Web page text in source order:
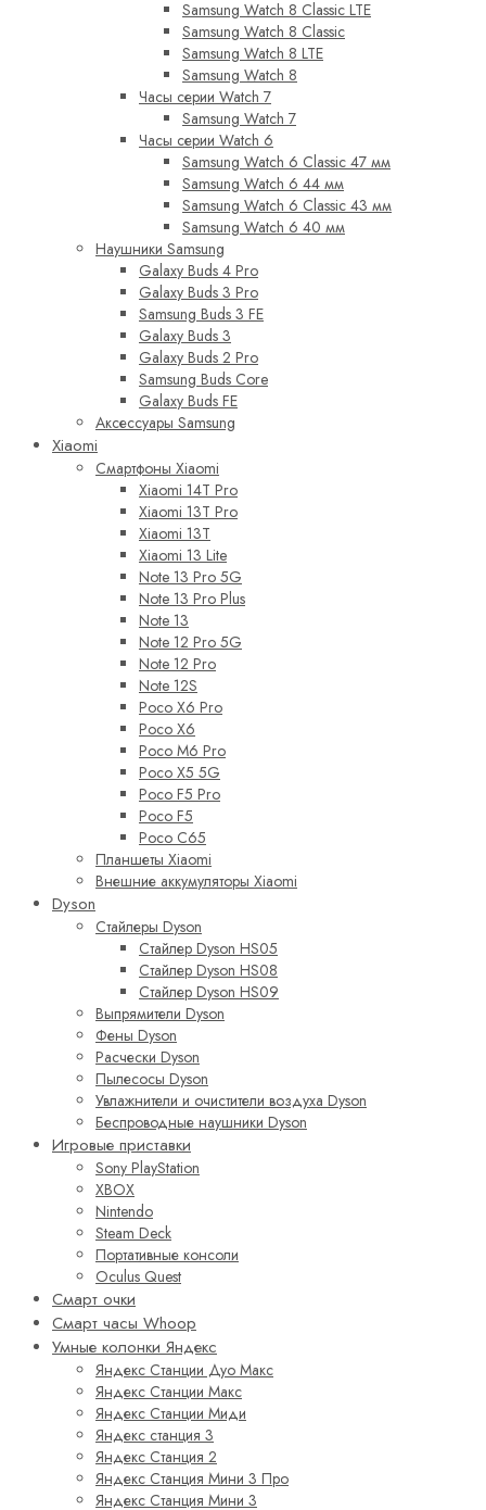
Samsung Watch 8 Classic LTE
Samsung Watch 8 Classic
Samsung Watch 8 LTE
Samsung Watch 8
Часы серии Watch 7
Samsung Watch 7
Часы серии Watch 6
Samsung Watch 6 Classic 47 мм
Samsung Watch 6 44 мм
Samsung Watch 6 Classic 43 мм
Samsung Watch 6 40 мм
Наушники Samsung
Galaxy Buds 4 Pro
Galaxy Buds 3 Pro
Samsung Buds 3 FE
Galaxy Buds 3
Galaxy Buds 2 Pro
Samsung Buds Core
Galaxy Buds FE
Аксессуары Samsung
Xiaomi
Смартфоны Xiaomi
Xiaomi 14T Pro
Xiaomi 13T Pro
Xiaomi 13T
Xiaomi 13 Lite
Note 13 Pro 5G
Note 13 Pro Plus
Note 13
Note 12 Pro 5G
Note 12 Pro
Note 12S
Poco X6 Pro
Poco X6
Poco M6 Pro
Poco X5 5G
Poco F5 Pro
Poco F5
Poco C65
Планшеты Xiaomi
Внешние аккумуляторы Xiaomi
Dyson
Стайлеры Dyson
Стайлер Dyson HS05
Стайлер Dyson HS08
Стайлер Dyson HS09
Выпрямители Dyson
Фены Dyson
Расчески Dyson
Пылесосы Dyson
Увлажнители и очистители воздуха Dyson
Беспроводные наушники Dyson
Игровые приставки
Sony PlayStation
XBOX
Nintendo
Steam Deck
Портативные консоли
Oculus Quest
Смарт очки
Смарт часы Whoop
Умные колонки Яндекс
Яндекс Станции Дуо Макс
Яндекс Станции Макс
Яндекс Станции Миди
Яндекс станция 3
Яндекс Станция 2
Яндекс Станция Мини 3 Про
Яндекс Станция Мини 3